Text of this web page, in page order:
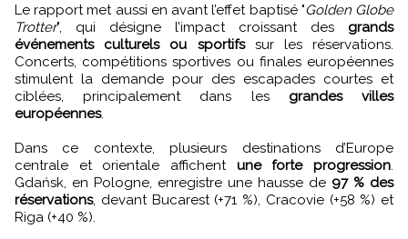
Le rapport met aussi en avant l’effet baptisé "Golden Globe
Trotter", qui désigne l’impact croissant des grands
événements culturels ou sportifssur les réservations.
Concerts, compétitions sportives ou finales européennes
stimulent la demande pour des escapades courtes et
ciblées, principalement dans les grandes villes
européennes.
Dans ce contexte, plusieurs destinations d’Europe
centrale et orientale affichent une forte progression.
Gdańsk, en Pologne, enregistre une hausse de 97 % des
réservations, devant Bucarest (+71 %), Cracovie (+58 %) et
Riga (+40 %).